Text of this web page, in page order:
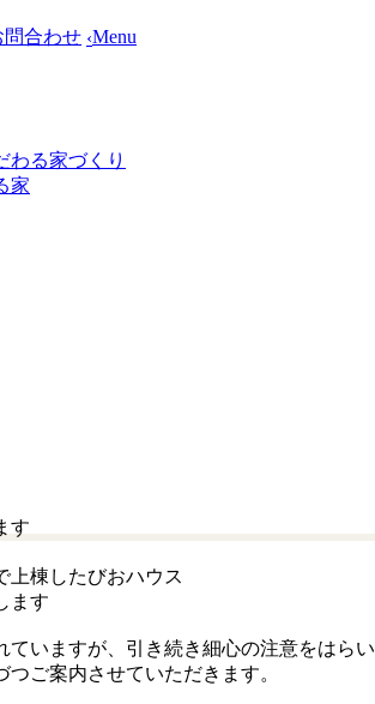
問合わせ ‹Menu
わる家づくり
家
す
上棟したびおハウス
ます
ていますが、引き続き細心の注意をはらい
つご案内させていただきます。